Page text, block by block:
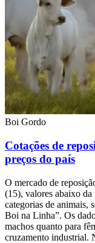
Boi Gordo
Cotações de
preços do país
O mercado de
(15), valores abaixo da
categorias de animais,
Boi na Linha”. Os
machos quanto para
cruzamento